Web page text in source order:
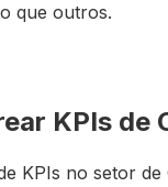
que outros.
KPIs de
KPIs no setor de